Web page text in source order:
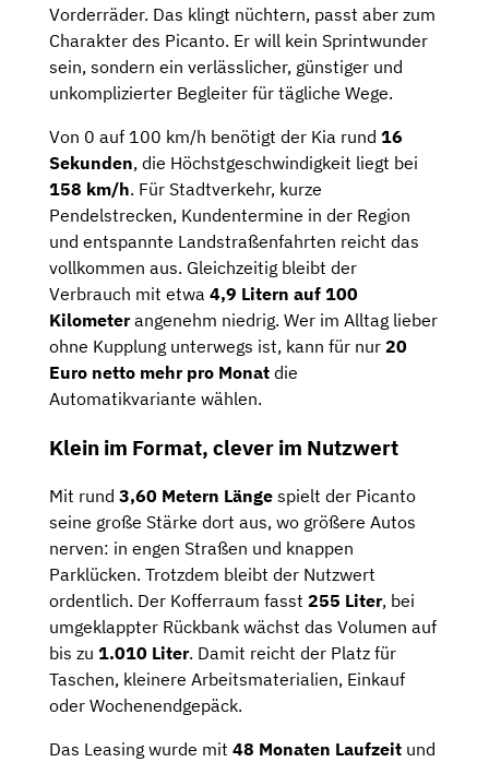
Vorderräder. Das klingt nüchtern, passt aber zum
Charakter des Picanto. Er will kein Sprintwunder
sein, sondern ein verlässlicher, günstiger und
unkomplizierter Begleiter für tägliche Wege.
Von 0 auf 100 km/h benötigt der Kia rund 16
Sekunden, die Höchstgeschwindigkeit liegt bei
158 km/h. Für Stadtverkehr, kurze
Pendelstrecken, Kundentermine in der Region
und entspannte Landstraßenfahrten reicht das
vollkommen aus. Gleichzeitig bleibt der
Verbrauch mit etwa 4,9 Litern auf 100
Kilometerangenehm niedrig. Wer im Alltag lieber
ohne Kupplung unterwegs ist, kann für nur 20
Euro netto mehr pro Monat die
Automatikvariante wählen.
Klein im Format, clever im Nutzwert
Mit rund 3,60 Metern Länge spielt der Picanto
seine große Stärke dort aus, wo größere Autos
nerven: in engen Straßen und knappen
Parklücken. Trotzdem bleibt der Nutzwert
ordentlich. Der Kofferraum fasst 255 Liter, bei
umgeklappter Rückbank wächst das Volumen auf
bis zu 1.010 Liter. Damit reicht der Platz für
Taschen, kleinere Arbeitsmaterialien, Einkauf
oder Wochenendgepäck.
Das Leasing wurde mit 48 Monaten Laufzeit und